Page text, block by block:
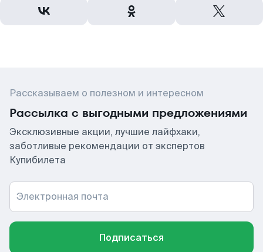
Рассказываем о полезном и интересном
Рассылка с выгодными предложениями
Эксклюзивные акции, лучшие лайфхаки,
заботливые рекомендации от экспертов
Купибилета
Электронная почта
Подписаться